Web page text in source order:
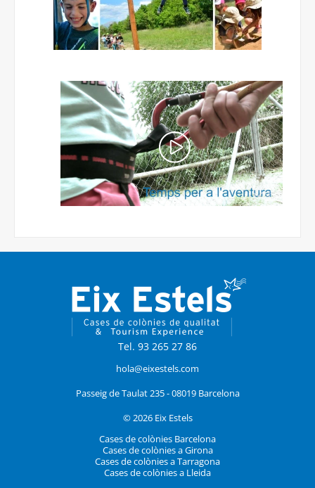
Tel. 93 265 27 86
hola@eixestels.com
Passeig de Taulat 235 - 08019 Barcelona
© 2026 Eix Estels
Cases de colònies Barcelona
Cases de colònies a Girona
Cases de colònies a Tarragona
Cases de colònies a Lleida